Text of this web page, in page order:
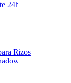
24h
Rizos